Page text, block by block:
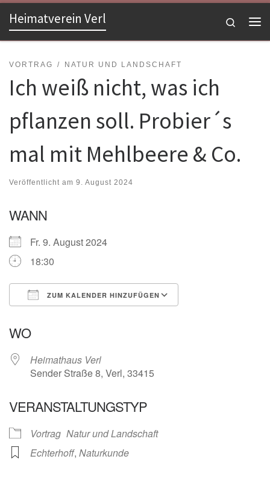
Zum Inhalt springen
Heimatverein Verl
Search
VORTRAG NATUR UND LANDSCHAFT
Ich weiß nicht, was ich
pflanzen soll. Probier´s
mal mit Mehlbeere & Co.
Veröffentlicht am 9. August 2024
WANN
Fr. 9. August 2024
18:30
ZUM KALENDER HINZUFÜGEN
WO
Heimathaus Verl
Sender Straße 8, Verl, 33415
VERANSTALTUNGSTYP
Vortrag Natur und Landschaft
Echterhoff, Naturkunde